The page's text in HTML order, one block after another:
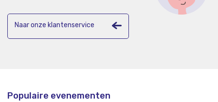
Naar onze klantenservice
Populaire evenementen